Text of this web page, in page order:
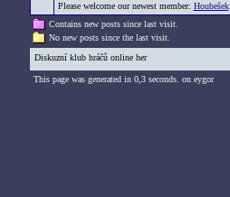
Please welcome our newest member: Houbešek.
Contains new posts since last visit.
No new posts since the last visit.
Diskuzní klub hráčů online her
This page was generated in 0,3 seconds. on eygor